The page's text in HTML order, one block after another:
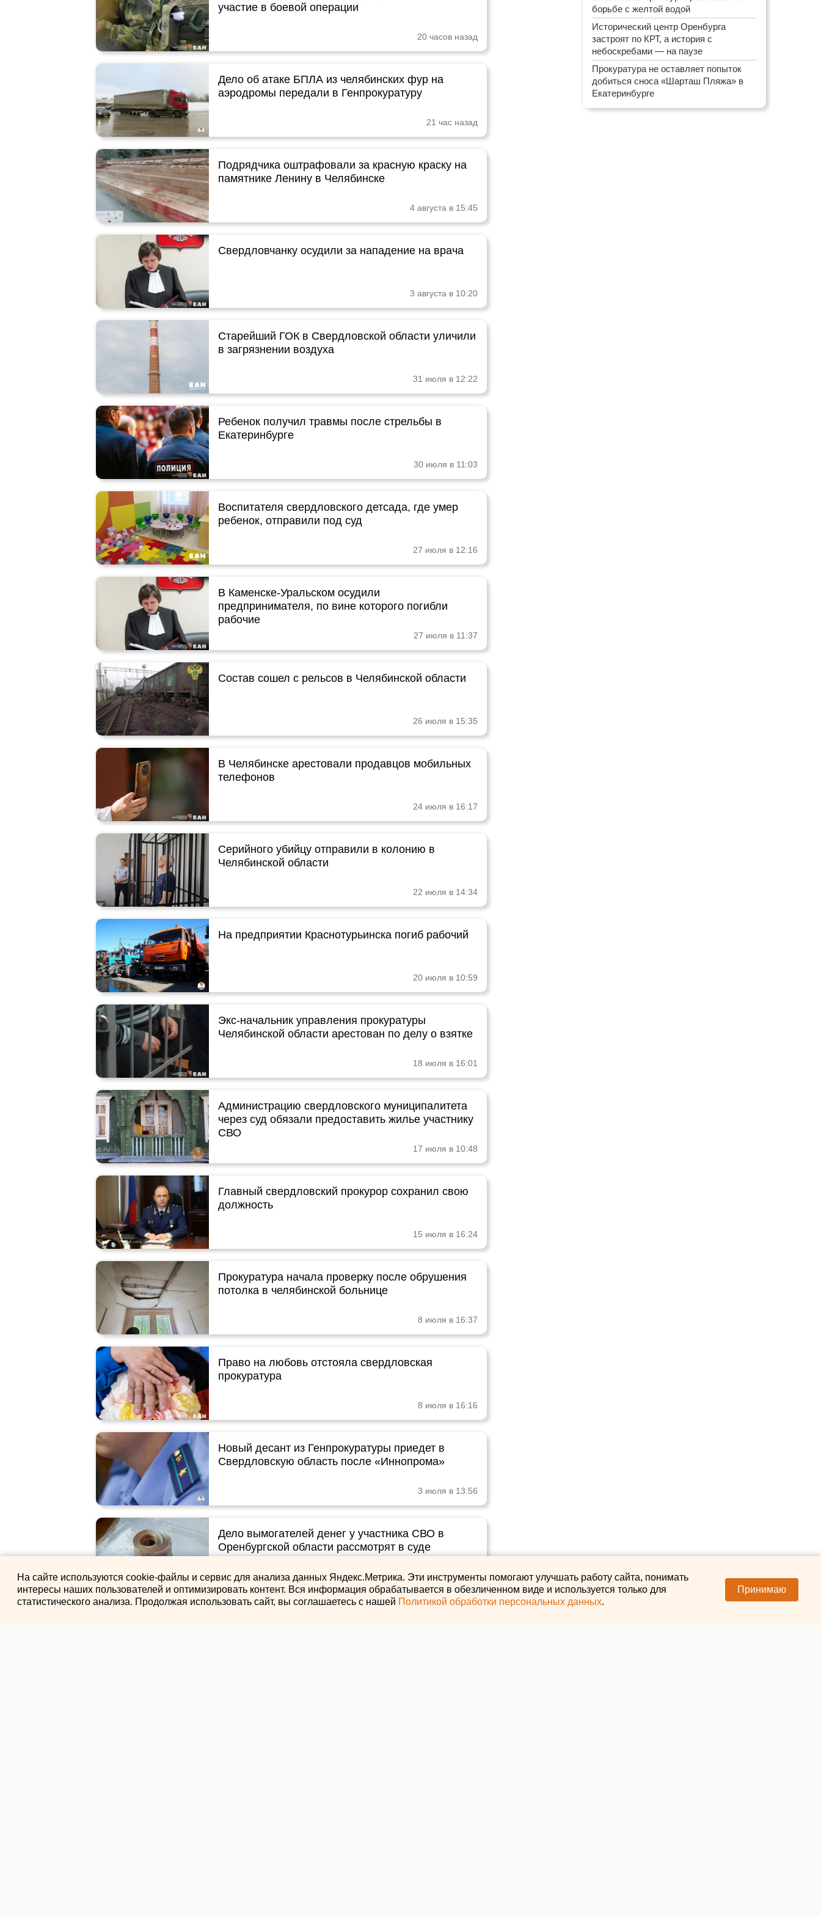
участие в боевой операции
20 часов назад
Дело об атаке БПЛА из челябинских фур на
аэродромы передали в Генпрокуратуру
21 час назад
Подрядчика оштрафовали за красную краску на
памятнике Ленину в Челябинске
4 августа в 15:45
Свердловчанку осудили за нападение на врача
3 августа в 10:20
Старейший ГОК в Свердловской области уличили
в загрязнении воздуха
31 июля в 12:22
Ребенок получил травмы после стрельбы в
Екатеринбурге
30 июля в 11:03
Воспитателя свердловского детсада, где умер
ребенок, отправили под суд
27 июля в 12:16
В Каменске-Уральском осудили
предпринимателя, по вине которого погибли
рабочие
27 июля в 11:37
Состав сошел с рельсов в Челябинской области
26 июля в 15:35
В Челябинске арестовали продавцов мобильных
телефонов
24 июля в 16:17
Серийного убийцу отправили в колонию в
Челябинской области
22 июля в 14:34
На предприятии Краснотурьинска погиб рабочий
20 июля в 10:59
Экс‑начальник управления прокуратуры
Челябинской области арестован по делу о взятке
18 июля в 16:01
Администрацию свердловского муниципалитета
через суд обязали предоставить жилье участнику
СВО
17 июля в 10:48
Главный свердловский прокурор сохранил свою
должность
15 июля в 16:24
Прокуратура начала проверку после обрушения
потолка в челябинской больнице
8 июля в 16:37
Право на любовь отстояла свердловская
прокуратура
8 июля в 16:16
Новый десант из Генпрокуратуры приедет в
Свердловскую область после «Иннопрома»
3 июля в 13:56
Дело вымогателей денег у участника СВО в
Оренбургской области рассмотрят в суде
3 июля в 12:25
борьбе с желтой водой
Исторический центр Оренбурга
застроят по КРТ, а история с
небоскребами — на паузе
Прокуратура не оставляет попыток
добиться сноса «Шарташ Пляжа» в
Екатеринбурге
На сайте используются cookie-файлы и сервис для анализа данных Яндекс.Метрика. Эти инструменты помогают улучшать работу сайта, понимать
интересы наших пользователей и оптимизировать контент. Вся информация обрабатывается в обезличенном виде и используется только для
статистического анализа. Продолжая использовать сайт, вы соглашаетесь с нашей Политикой обработки персональных данных.
Принимаю